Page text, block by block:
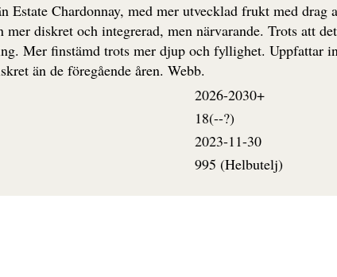
Estate Chardonnay, med mer utvecklad frukt med
diskret och integrerad, men närvarande. Trots att
Mer finstämd trots mer djup och fyllighet. Uppfattar
än de föregående åren. Webb.
2026-2030+
18(--?)
2023-11-30
995 (Helbutelj)